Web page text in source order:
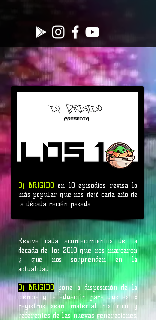
Dj BRIGIDO en 10 episodios revisa lo
más popular que nos dejó cada año de
la década recién pasada.
Revive cada acontecimientos de la
década de los 2010 que nos marcaron
y que nos sorprenden en la
actualidad.
Dj BRIGIDO pone a disposición de la
ciencia y la eduación para que estos
registros sean material histórico y
referentes de las nuevas generaciones.